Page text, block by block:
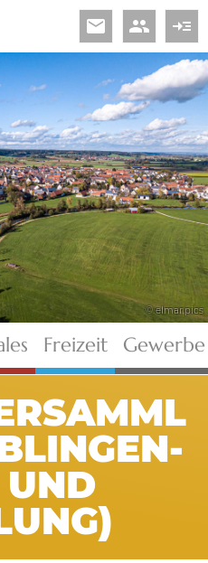
read_more
people
email
© elmar.pics
Freizeit Gewerbe
UND